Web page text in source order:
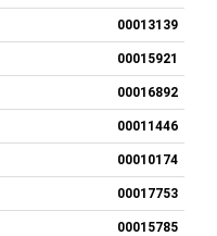
00013139
00015921
00016892
00011446
00010174
00017753
00015785